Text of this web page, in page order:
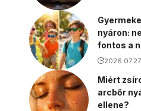
nyáron:
fontos a
2026.07.27.
Miért
arcbőr
ellene?